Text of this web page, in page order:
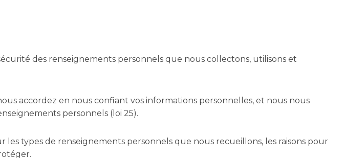
des renseignements personnels que nous collectons, utilisons et
accordez en nous confiant vos informations personnelles, et nous nous
personnels (loi 25).
types de renseignements personnels que nous recueillons, les raisons pour